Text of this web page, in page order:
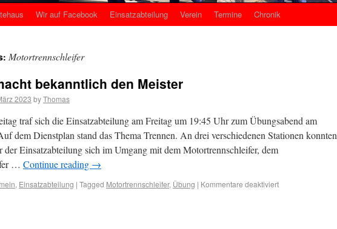
Wir auf Facebook Einsatzabteilung Verein Termine Chronik
Motortrennschleifer
bekanntlich den Meister
2023 byThomas
traf sich die Einsatzabteilung am Freitag um 19:45 Uhr zum Übungsabend am
dem Dienstplan stand das Thema Trennen. An drei verschiedenen Stationen konnten
Einsatzabteilung sich im Umgang mit dem Motortrennschleifer, dem
… Continue reading →
, Einsatzabteilung | Tagged Motortrennschleifer, Übung | Kommentare deaktiviert